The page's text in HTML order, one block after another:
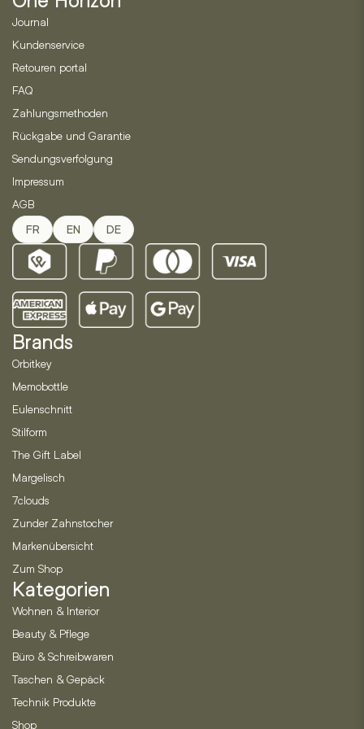
der
Produktseite
werden
Journal
Kundenservice
Retouren portal
FAQ
Zahlungsmethoden
Rückgabe und Garantie
Sendungsverfolgung
Impressum
AGB
FR EN DE
Brands
Orbitkey
Memobottle
Eulenschnitt
Stilform
The Gift Label
Margelisch
7clouds
Zunder Zahnstocher
Markenübersicht
Zum Shop
Kategorien
Wohnen & Interior
Beauty & Pflege
Büro & Schreibwaren
Taschen & Gepäck
Technik Produkte
Shop